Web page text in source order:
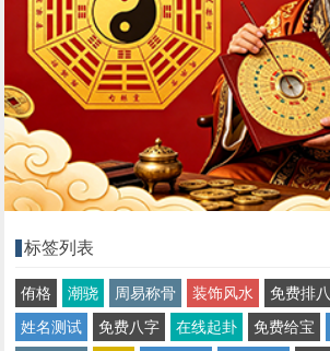
标签列表
侑格 潮骁 周易称骨 装饰风水 免费排八
姓名测试
免费八字 在线起卦 免费给宝